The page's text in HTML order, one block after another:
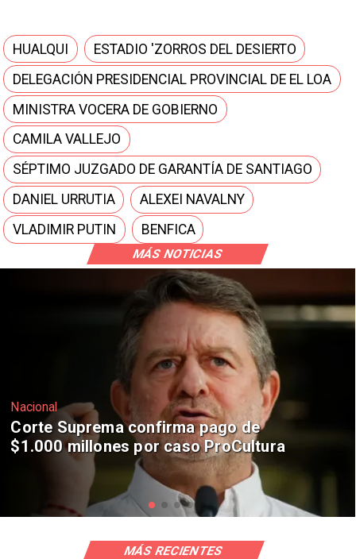
MÁS NOTICIAS
HUALQUI
ESTADIO 'ZORROS DEL DESIERTO
DELEGACIÓN PRESIDENCIAL PROVINCIAL DE EL LOA
MINISTRA VOCERA DE GOBIERNO
CAMILA VALLEJO
SÉPTIMO JUZGADO DE GARANTÍA DE SANTIAGO
DANIEL URRUTIA
ALEXEI NAVALNY
VLADIMIR PUTIN
BENFICA
Nacional
Codelco suspende construcción de
Andes Norte en El Teniente por
riesgos sísmicos
MÁS RECIENTES